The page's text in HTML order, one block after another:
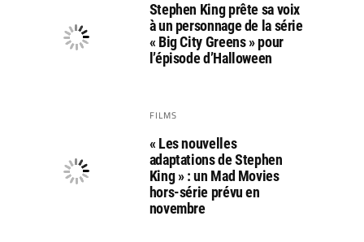
Stephen King prête sa voix
à un personnage de la série
« Big City Greens » pour
l’épisode d’Halloween
FILMS
« Les nouvelles
adaptations de Stephen
King » : un Mad Movies
hors-série prévu en
novembre